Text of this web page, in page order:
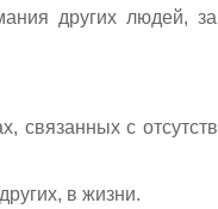
других людей,
с
в жизни.